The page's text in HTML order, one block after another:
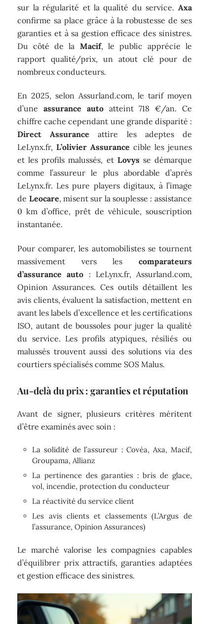
sur la régularité et la qualité du service. Axa
confirme sa place grâce à la robustesse de ses
garanties et à sa gestion efficace des sinistres.
Du côté de la Macif, le public apprécie le
rapport qualité/prix, un atout clé pour de
nombreux conducteurs.
En 2025, selon Assurland.com, le tarif moyen
d’uneassurance autoatteint 718 €/an. Ce
chiffre cache cependant une grande disparité :
Direct Assurance attire les adeptes de
LeLynx.fr,L’olivier Assurance cible les jeunes
et les profils malussés, et Lovysse démarque
comme l’assureur le plus abordable d’après
LeLynx.fr. Les pure players digitaux, à l’image
de Leocare, misent sur la souplesse : assistance
0 km d’office, prêt de véhicule, souscription
instantanée.
Pour comparer, les automobilistes se tournent
massivement vers les comparateurs
d’assurance auto : LeLynx.fr, Assurland.com,
Opinion Assurances. Ces outils détaillent les
avis clients, évaluent la satisfaction, mettent en
avant les labels d’excellence et les certifications
ISO, autant de boussoles pour juger la qualité
du service. Les profils atypiques, résiliés ou
malussés trouvent aussi des solutions via des
courtiers spécialisés comme SOS Malus.
Au-delà du prix : garanties et réputation
Avant de signer, plusieurs critères méritent
d’être examinés avec soin :
La solidité de l’assureur : Covéa, Axa, Macif,
Groupama, Allianz
La pertinence des garanties : bris de glace,
vol, incendie, protection du conducteur
La réactivité du service client
Les avis clients et classements (L’Argus de
l’assurance, Opinion Assurances)
Le marché valorise les compagnies capables
d’équilibrer prix attractifs, garanties adaptées
et gestion efficace des sinistres.